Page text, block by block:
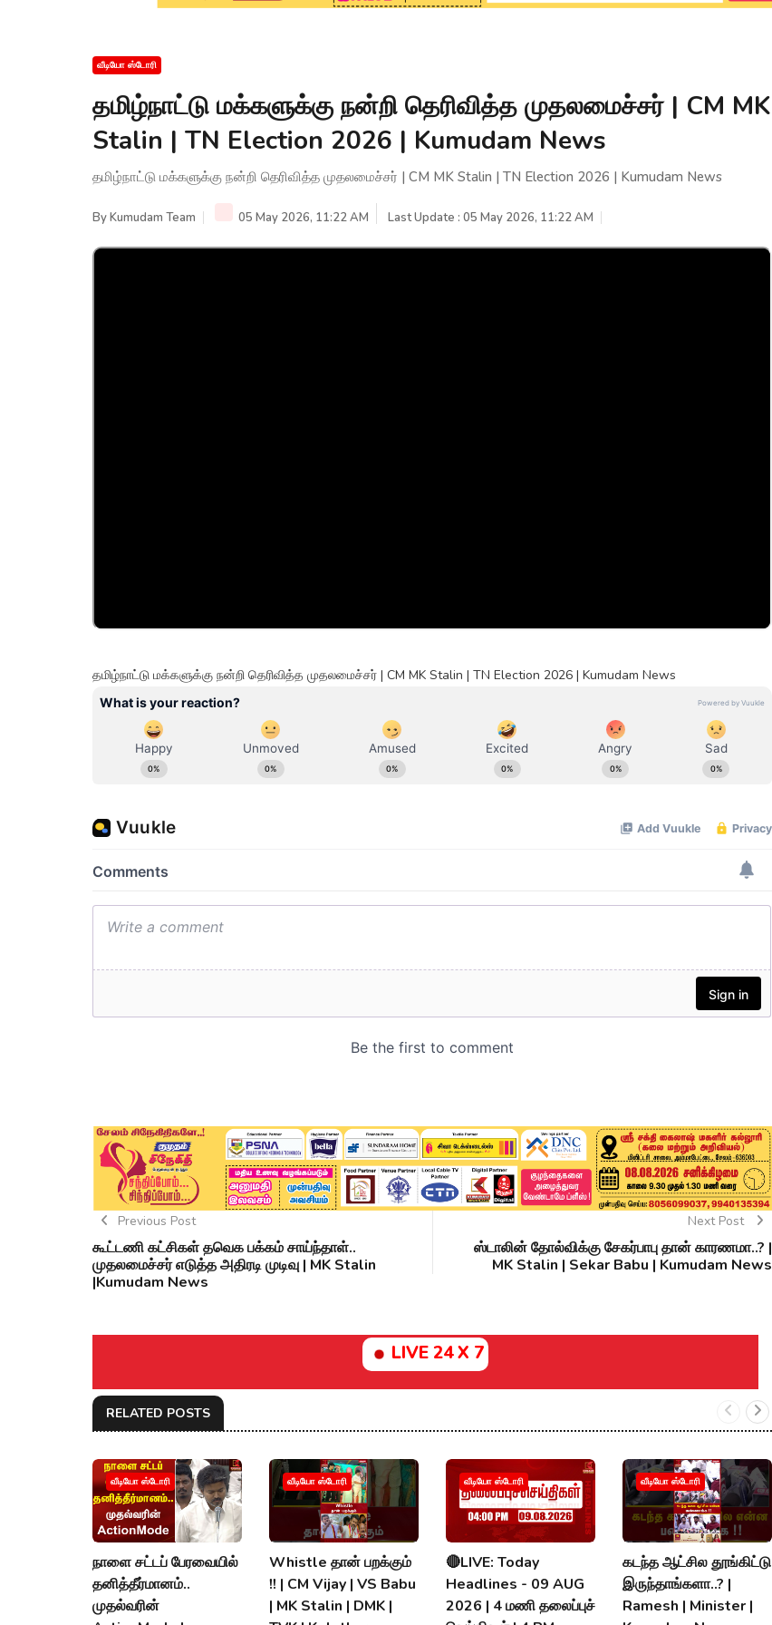
வீடியோ ஸ்டோரி
தமிழ்நாட்டு மக்களுக்கு நன்றி தெரிவித்த முதலமைச்சர் | CM MK
Stalin | TN Election 2026 | Kumudam News
தமிழ்நாட்டு மக்களுக்கு நன்றி தெரிவித்த முதலமைச்சர் | CM MK Stalin | TN Election 2026 | Kumudam News
ByKumudam Team 05 May 2026, 11:22 AM Last Update : 05 May 2026, 11:22 AM
தமிழ்நாட்டு மக்களுக்கு நன்றி தெரிவித்த முதலமைச்சர் | CM MK Stalin | TN Election 2026 | Kumudam News
Previous Post
கூட்டணி கட்சிகள் தவெக பக்கம் சாய்ந்தாள்..
முதலமைச்சர் எடுத்த அதிரடி முடிவு | MK Stalin
|Kumudam News
Next Post
ஸ்டாலின் தோல்விக்கு சேகர்பாபு தான் காரணமா..? |
MK Stalin | Sekar Babu | Kumudam News
LIVE 24 X 7
RELATED POSTS
வீடியோ ஸ்டோரி
நாளை சட்டப் பேரவையில்
தனித்தீர்மானம்..
முதல்வரின்
வீடியோ ஸ்டோரி
Whistle தான் பறக்கும்
!! | CM Vijay | VS Babu
| MK Stalin | DMK |
வீடியோ ஸ்டோரி
🔴LIVE: Today
Headlines - 09 AUG
2026 | 4 மணி தலைப்புச்
வீடியோ ஸ்டோரி
கடந்த ஆட்சில தூங்கிட்டு
இருந்தாங்களா..? |
Ramesh | Minister |